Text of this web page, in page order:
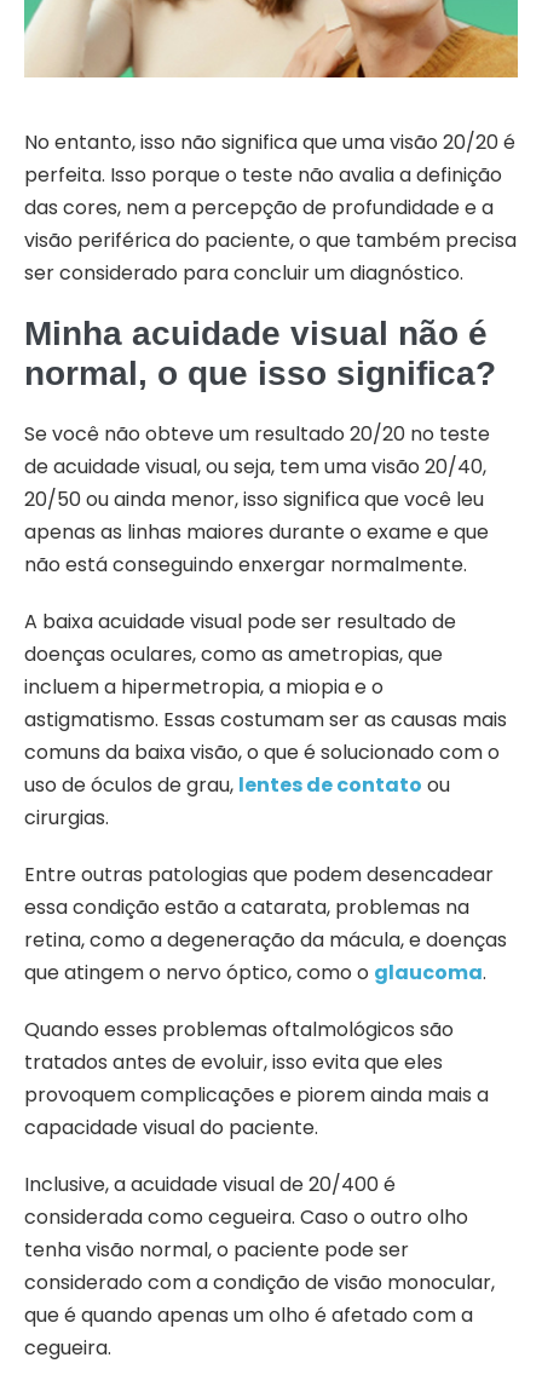
No entanto, isso não significa que uma visão 20/20 é
perfeita. Isso porque o teste não avalia a definição
das cores, nem a percepção de profundidade e a
visão periférica do paciente, o que também precisa
ser considerado para concluir um diagnóstico.
Minha acuidade visual não é
normal, o que isso significa?
Se você não obteve um resultado 20/20 no teste
de acuidade visual, ou seja, tem uma visão 20/40,
20/50 ou ainda menor, isso significa que você leu
apenas as linhas maiores durante o exame e que
não está conseguindo enxergar normalmente.
A baixa acuidade visual pode ser resultado de
doenças oculares, como as ametropias, que
incluem a hipermetropia, a miopia e o
astigmatismo. Essas costumam ser as causas mais
comuns da baixa visão, o que é solucionado com o
uso de óculos de grau, lentes de contato ou
cirurgias.
Entre outras patologias que podem desencadear
essa condição estão a catarata, problemas na
retina, como a degeneração da mácula, e doenças
que atingem o nervo óptico, como o glaucoma.
Quando esses problemas oftalmológicos são
tratados antes de evoluir, isso evita que eles
provoquem complicações e piorem ainda mais a
capacidade visual do paciente.
Inclusive, a acuidade visual de 20/400 é
considerada como cegueira. Caso o outro olho
tenha visão normal, o paciente pode ser
considerado com a condição de visão monocular,
que é quando apenas um olho é afetado com a
cegueira.